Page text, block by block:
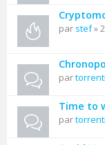
par stef»
par
Time to
par